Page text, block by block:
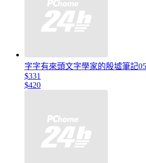
字字有來頭文字學家的殷墟筆記
$331
$420